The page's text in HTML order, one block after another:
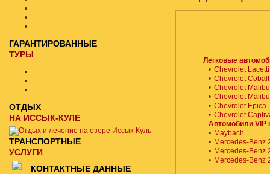
Легковые
• Chevrolet Lacetti
• Chevrolet Cobalt
• Chevrolet Malibu
• Chevrolet
• Chevrolet Epica
• Chevrolet
Автомобили VIP
• Maybach
• Mercedes-Benz
• Mercedes-Benz
• Mercedes-Benz
ГАРАНТИРОВАННЫЕ
ТУРЫ
ОТДЫХ
НА ИССЫК-КУЛЕ
ТРАНСПОРТНЫЕ
УСЛУГИ
КОНТАКТНЫЕ ДАННЫЕ